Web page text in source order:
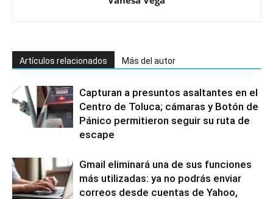
Artículos relacionados Más del autor
Capturan a presuntos asaltantes en el
Centro de Toluca; cámaras y Botón de
Pánico permitieron seguir su ruta de
escape
Gmail eliminará una de sus funciones
más utilizadas: ya no podrás enviar
correos desde cuentas de Yahoo,